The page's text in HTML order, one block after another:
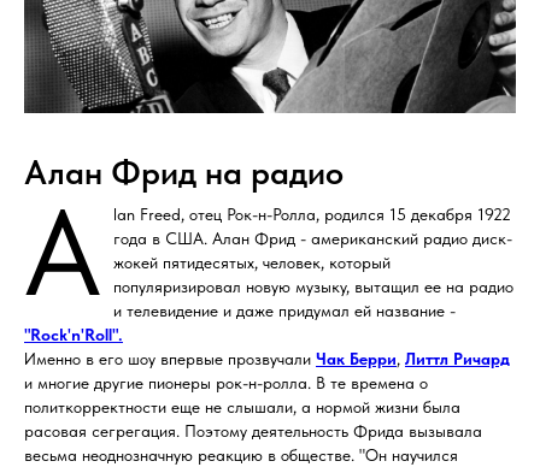
Алан Фрид на радио
A
lan Freed, отец Рок-н-Ролла, родился 15 декабря 1922
года в США. Алан Фрид - американский радио диск-
жокей пятидесятых, человек, который
популяризировал новую музыку, вытащил ее на радио
и телевидение и даже придумал ей название -
"Rock'n'Roll".
Именно в его шоу впервые прозвучали Чак Берри, Литтл Ричард
и многие другие пионеры рок-н-ролла. В те времена о
политкорректности еще не слышали, а нормой жизни была
расовая сегрегация. Поэтому деятельность Фрида вызывала
весьма неоднозначную реакцию в обществе. "Он научился